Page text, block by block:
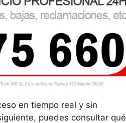
en tiempo real y sin
puedes consultar qué